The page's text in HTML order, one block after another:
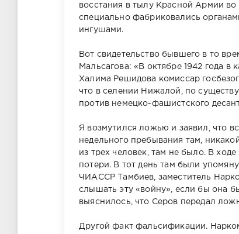
восстания в тылу Красной Армии
специально фабриковались
ингушами.
Вот свидетельство бывшего в то
Мальсагова: «В октябре 1942 года в
Халима Решидова комиссар
что в селении Нижалой, по
против немецко-фашистского
Я возмутился ложью и заявил, что
недельного пребывания там,
из трех человек, там не было. В
потери. В тот день там были
ЧИАССР Тамбиев, заместитель
слышать эту «войну», если бы она
выяснилось, что Серов передал
Другой факт фальсификации.